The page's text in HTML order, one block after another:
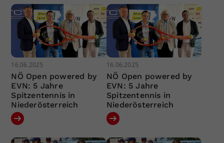
16.06.2025
NÖ Open powered by
EVN: 5 Jahre
Spitzentennis in
Niederösterreich
16.06.2025
NÖ Open powered by
EVN: 5 Jahre
Spitzentennis in
Niederösterreich